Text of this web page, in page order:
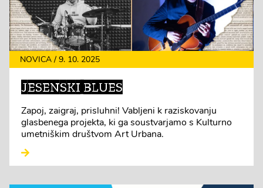
NOVICA / 9. 10. 2025
JESENSKI BLUES
Zapoj, zaigraj, prisluhni! Vabljeni k raziskovanju
glasbenega projekta, ki ga soustvarjamo s Kulturno
umetniškim društvom Art Urbana.